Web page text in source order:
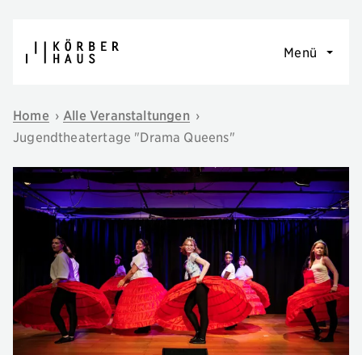
Menü
Home › Alle Veranstaltungen ›
Jugendtheatertage "Drama Queens"